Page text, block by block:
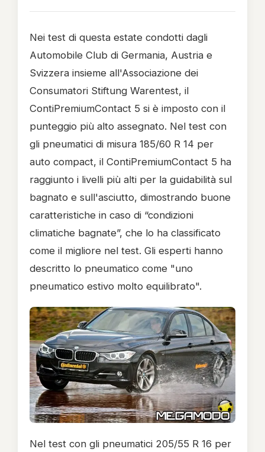
Nei test di questa estate condotti dagli
Automobile Club di Germania, Austria e
Svizzera insieme all'Associazione dei
Consumatori Stiftung Warentest, il
ContiPremiumContact 5 si è imposto con il
punteggio più alto assegnato. Nel test con
gli pneumatici di misura 185/60 R 14 per
auto compact, il ContiPremiumContact 5 ha
raggiunto i livelli più alti per la guidabilità sul
bagnato e sull'asciutto, dimostrando buone
caratteristiche in caso di “condizioni
climatiche bagnate”, che lo ha classificato
come il migliore nel test. Gli esperti hanno
descritto lo pneumatico come "uno
pneumatico estivo molto equilibrato".
Nel test con gli pneumatici 205/55 R 16 per